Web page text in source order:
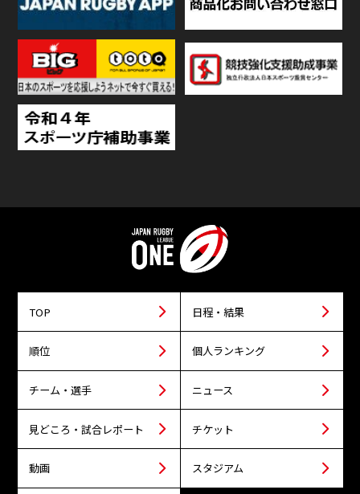
TOP 日程・結果
順位 個人ランキング
チーム・選手 ニュース
見どころ・試合レポート チケット
動画 スタジアム